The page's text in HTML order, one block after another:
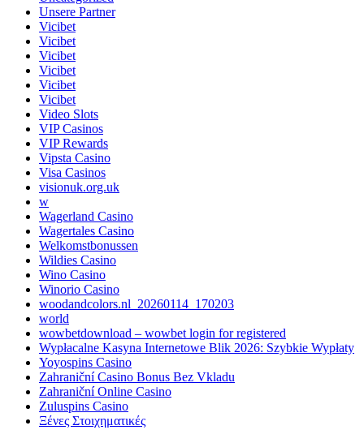
Unsere Partner
Vicibet
Vicibet
Vicibet
Vicibet
Vicibet
Vicibet
Video Slots
VIP Casinos
VIP Rewards
Vipsta Casino
Visa Casinos
visionuk.org.uk
w
Wagerland Casino
Wagertales Casino
Welkomstbonussen
Wildies Casino
Wino Casino
Winorio Casino
woodandcolors.nl_20260114_170203
world
wowbetdownload – wowbet login for registered
Wypłacalne Kasyna Internetowe Blik 2026: Szybkie Wypłaty
Yoyospins Casino
Zahraniční Casino Bonus Bez Vkladu
Zahraniční Online Casino
Zuluspins Casino
Ξένες Στοιχηματικές